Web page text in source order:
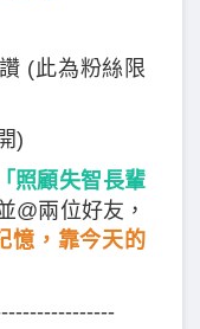
(此為粉絲限
)
「照顧失智長輩
@兩位好友，
憶，靠今天的